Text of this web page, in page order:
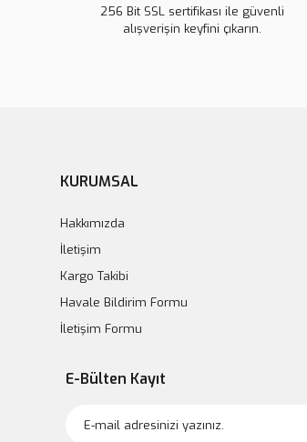
256 Bit SSL sertifikası ile güvenli
alışverişin keyfini çıkarın.
KURUMSAL
Hakkımızda
İletişim
Kargo Takibi
Havale Bildirim Formu
İletişim Formu
E-Bülten Kayıt